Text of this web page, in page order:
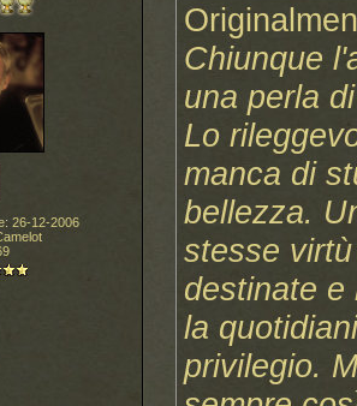
26-12-2006
Chiunque
una perla
Lo
manca di
bellezza.
stesse
destinate e
la
privilegio.